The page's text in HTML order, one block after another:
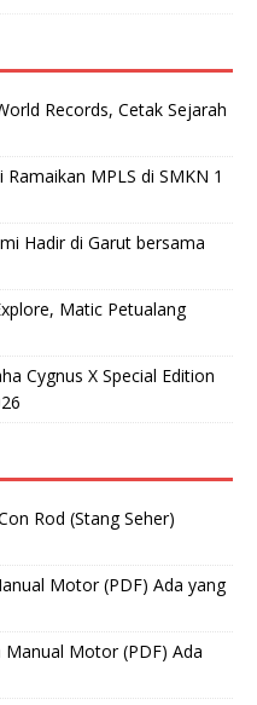
Records, Cetak Sejarah
Ramaikan MPLS di SMKN 1
Hadir di Garut bersama
Matic Petualang
Cygnus X Special Edition
Rod (Stang Seher)
Motor (PDF) Ada yang
Motor (PDF) Ada